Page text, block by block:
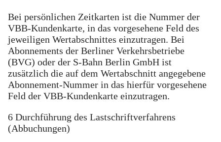
Bei persönlichen Zeitkarten ist die Nummer der
VBB-Kundenkarte, in das vorgesehene Feld des
jeweiligen Wertabschnittes einzutragen. Bei
Abonnements der Berliner Verkehrsbetriebe
(BVG) oder der S-Bahn Berlin GmbH ist
zusätzlich die auf dem Wertabschnitt angegebene
Abonnement-Nummer in das hierfür vorgesehene
Feld der VBB-Kundenkarte einzutragen.
6 Durchführung des Lastschriftverfahrens
(Abbuchungen)